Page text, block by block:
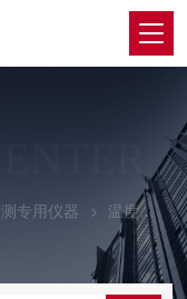
专用仪器 温度验证